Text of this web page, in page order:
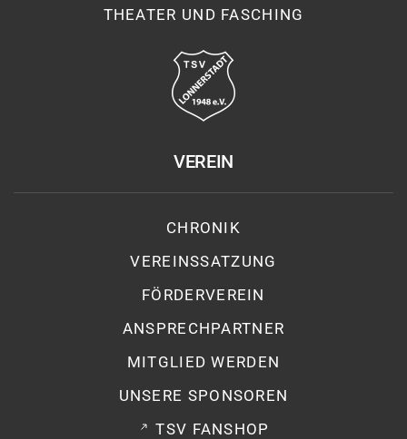
THEATER UND FASCHING
VEREIN
CHRONIK
VEREINSSATZUNG
FÖRDERVEREIN
ANSPRECHPARTNER
MITGLIED WERDEN
UNSERE SPONSOREN
TSV FANSHOP